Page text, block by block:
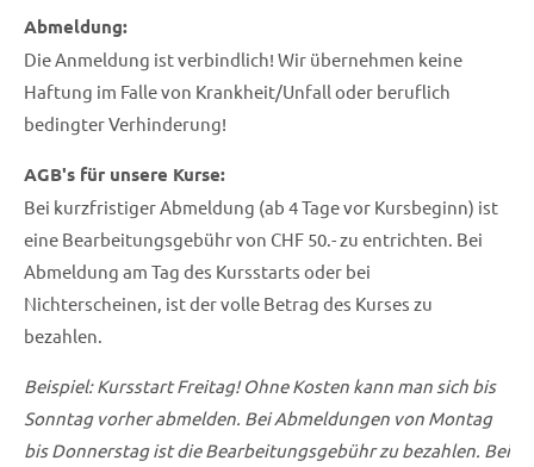
Abmeldung:
Die Anmeldung ist verbindlich! Wir übernehmen keine
Haftung im Falle von Krankheit/Unfall oder beruflich
bedingter Verhinderung!
AGB's für unsere Kurse:
Bei kurzfristiger Abmeldung (ab 4 Tage vor Kursbeginn) ist
eine Bearbeitungsgebühr von CHF 50.- zu entrichten. Bei
Abmeldung am Tag des Kursstarts oder bei
Nichterscheinen, ist der volle Betrag des Kurses zu
bezahlen.
Beispiel: Kursstart Freitag! Ohne Kosten kann man sich bis
Sonntag vorher abmelden. Bei Abmeldungen von Montag
bis Donnerstag ist die Bearbeitungsgebühr zu bezahlen. Bei